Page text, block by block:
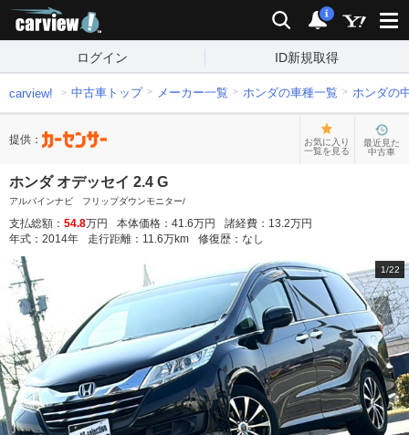
検索 通知
i
ログイン ID新規取得
carview! 中古車トップ メーカー一覧 ホンダの車種一覧 ホンダの
提供：
お気に入り
一覧を見る
最近見た
中古車
ホンダ オデッセイ 2.4 G
アルパインナビ フリップダウンモニター/
支払総額： 54.8万円 本体価格： 41.6万円 諸経費： 13.2万円
年式： 2014年 走行距離： 11.6万km 修復歴： なし
1/22